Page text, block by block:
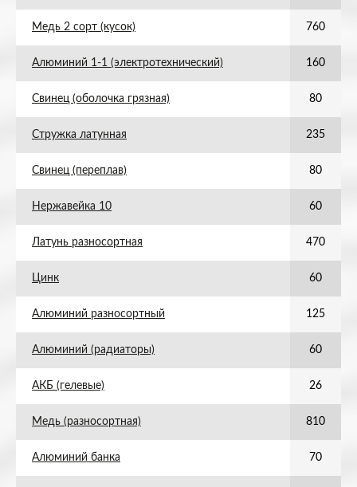
Медь 2 сорт (кусок) 760
Алюминий 1-1 (электротехнический) 160
Свинец (оболочка грязная) 80
Стружка латунная 235
Свинец (переплав) 80
Нержавейка 10 60
Латунь разносортная 470
Цинк 60
Алюминий разносортный 125
Алюминий (радиаторы) 60
АКБ (гелевые) 26
Медь (разносортная) 810
Алюминий банка 70